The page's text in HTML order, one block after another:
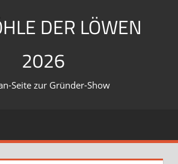
DER LÖWEN
2026
Seite zur Gründer-Show